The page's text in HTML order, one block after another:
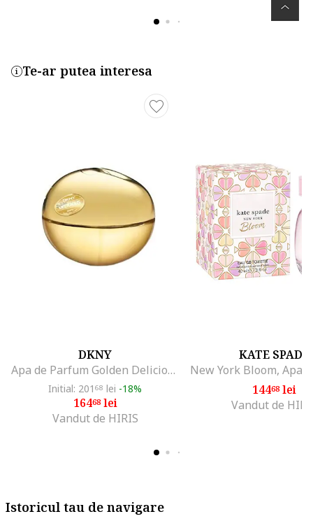
Te-ar putea interesa
DKNY
Apa de Parfum Golden Delicious, 30 ml
Initial: 201 68 lei -18%
16468lei
Vandut de HIRIS
KATE SPADE
14468lei
Vandut de
Istoricul tau de navigare